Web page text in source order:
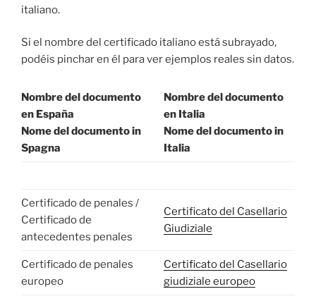
italiano.
Si el nombre del certificado italiano está subrayado,
podéis pinchar en él para ver ejemplos reales sin datos.
Nombre del documento
en España
Nome del documento in
Spagna
Nombre del documento
en Italia
Nome del documento in
Italia
Certificado de penales /
Certificado de
antecedentes penales
Certificato del Casellario
Giudiziale
Certificado de penales
europeo
Certificato del Casellario
giudiziale europeo